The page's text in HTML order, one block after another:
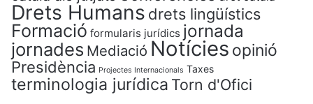
Drets Humans drets lingüístics
Formació formularis jurídics jornada
jornades Mediació Notícies opinió
Presidència Projectes Internacionals Taxes
terminologia jurídica Torn d'Ofici